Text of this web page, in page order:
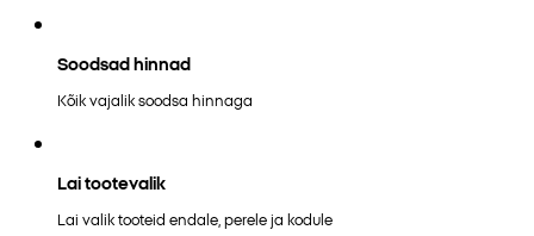
Soodsad hinnad
Kõik vajalik soodsa hinnaga
Lai tootevalik
Lai valik tooteid endale, perele ja kodule